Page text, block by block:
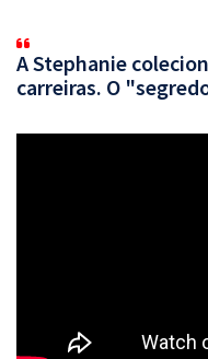
A Stephanie
carreiras. O